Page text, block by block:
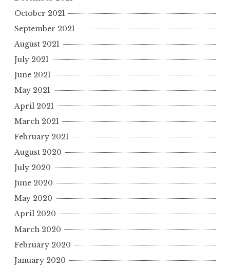
October 2021
September 2021
August 2021
July 2021
June 2021
May 2021
April 2021
March 2021
February 2021
August 2020
July 2020
June 2020
May 2020
April 2020
March 2020
February 2020
January 2020